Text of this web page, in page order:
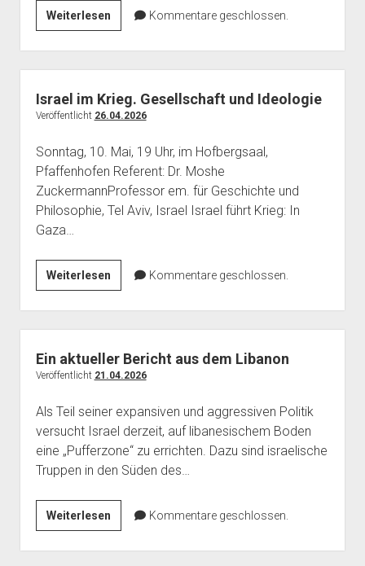
–
Die
Bergpredigt
als
WeiterlesenMittwoch,
24.
Juni,19
Uhr,
im
Hofbergsaal:
statt
Krieg
mit
Russland?
der
Schulenburg
Kommentare geschlossen.
Israel im Krieg. Gesellschaft und Ideologie
Veröffentlicht 26.04.2026
Sonntag, 10. Mai, 19 Uhr, im Hofbergsaal,
Pfaffenhofen Referent: Dr. Moshe
ZuckermannProfessor em. für Geschichte und
Philosophie, Tel Aviv, Israel Israel führt Krieg: In
Gaza…
WeiterlesenIsrael
im
Krieg.
Gesellschaft
und
Ideologie
Kommentare geschlossen.
Ein aktueller Bericht aus dem Libanon
Veröffentlicht 21.04.2026
Als Teil seiner expansiven und aggressiven Politik
versucht Israel derzeit, auf libanesischem Boden
eine „Pufferzone“ zu errichten. Dazu sind israelische
Truppen in den Süden des…
WeiterlesenEin
aktueller
Bericht
Kommentare geschlossen.